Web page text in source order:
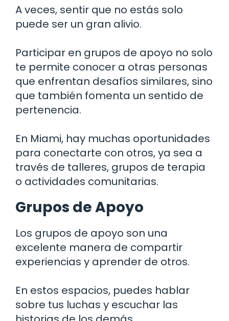
A veces, sentir que no estás solo
puede ser un gran alivio.
Participar en grupos de apoyo no solo
te permite conocer a otras personas
que enfrentan desafíos similares, sino
que también fomenta un sentido de
pertenencia.
En Miami, hay muchas oportunidades
para conectarte con otros, ya sea a
través de talleres, grupos de terapia
o actividades comunitarias.
Grupos de Apoyo
Los grupos de apoyo son una
excelente manera de compartir
experiencias y aprender de otros.
En estos espacios, puedes hablar
sobre tus luchas y escuchar las